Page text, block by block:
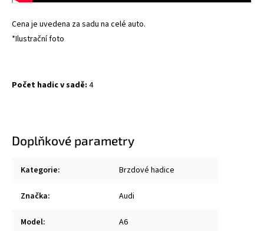
Cena je uvedena za sadu na celé auto.
*Ilustrační foto
Počet hadic v sadě: 4
Doplňkové parametry
Kategorie: Brzdové hadice
Značka: Audi
Model: A6